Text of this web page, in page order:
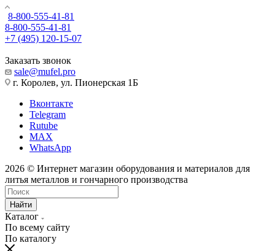
8-800-555-41-81
8-800-555-41-81
+7 (495) 120-15-07
Заказать звонок
sale@mufel.pro
г. Королев, ул. Пионерская 1Б
Вконтакте
Telegram
Rutube
MAX
WhatsApp
2026 © Интернет магазин оборудования и материалов для
литья металлов и гончарного производства
Найти
Каталог
По всему сайту
По каталогу